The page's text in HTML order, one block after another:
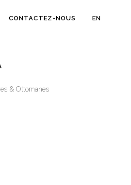
CONTACTEZ-NOUS EN
& Ottomanes